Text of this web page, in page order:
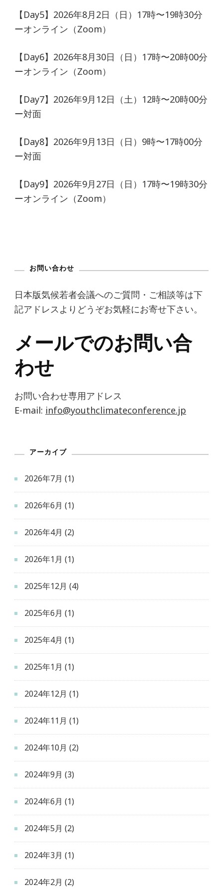
【Day5】2026年8月2日（日）17時〜19時30分
ーオンライン（Zoom）
【Day6】2026年8月30日（日）17時〜20時00分
ーオンライン（Zoom）
【Day7】2026年9月12日（土）12時〜20時00分
ー対面
【Day8】2026年9月13日（日）9時〜17時00分
ー対面
【Day9】2026年9月27日（日）17時〜19時30分
ーオンライン（Zoom）
お問い合わせ
日本版気候若者会議へのご質問・ご相談等は下
記アドレスよりどうぞお気軽にお寄せ下さい。
メールでのお問い合
わせ
お問い合わせ専用アドレス
E-mail: info@youthclimateconference.jp
アーカイブ
2026年7月 (1)
2026年6月 (1)
2026年4月 (2)
2026年1月 (1)
2025年12月 (4)
2025年6月 (1)
2025年4月 (1)
2025年1月 (1)
2024年12月 (1)
2024年11月 (1)
2024年10月 (2)
2024年9月 (3)
2024年6月 (1)
2024年5月 (2)
2024年3月 (1)
2024年2月 (2)